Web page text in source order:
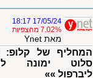
17/05/24 18:17
7.02% מהצפיות
מאת Ynet
המחליף של קלופ:
סלוט ימונה
ליברפול »»